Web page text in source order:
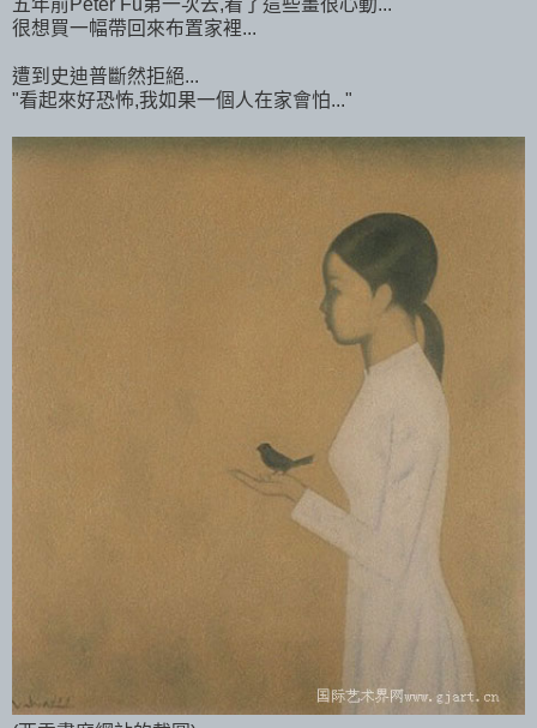
五年前Peter Fu第一次去,看了這些畫很心動...
很想買一幅帶回來布置家裡...
遭到史迪普斷然拒絕...
"看起來好恐怖,我如果一個人在家會怕..."